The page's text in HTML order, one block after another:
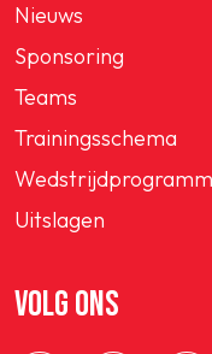
Nieuws
Sponsoring
Teams
Trainingsschema
Uitslagen
VOLG ONS